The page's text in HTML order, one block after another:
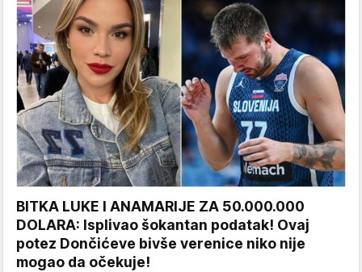
BITKA LUKE I ANAMARIJE ZA 50.000.000
DOLARA: Isplivao šokantan podatak! Ovaj
potez Dončićeve bivše verenice niko nije
mogao da očekuje!